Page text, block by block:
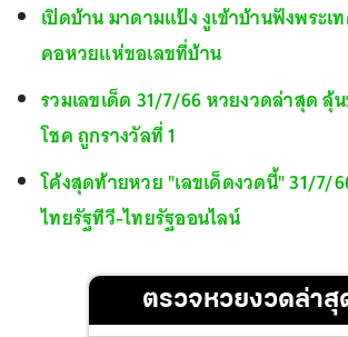
เปิดบ้าน มาดามแป้ง งูเข้าบ้านฟังพระเ
คอหวยแห่ขอเลขที่บ้าน
รวมเลขเด็ด 31/7/66 หวยงวดล่าสุด ลุ้
โชค ถูกรางวัลที่ 1
โค้งสุดท้ายหวย "เลขเด็ดงวดนี้" 31/7/
ไทยรัฐทีวี-ไทยรัฐออนไลน์
ตรวจหวยงวดล่าสุ